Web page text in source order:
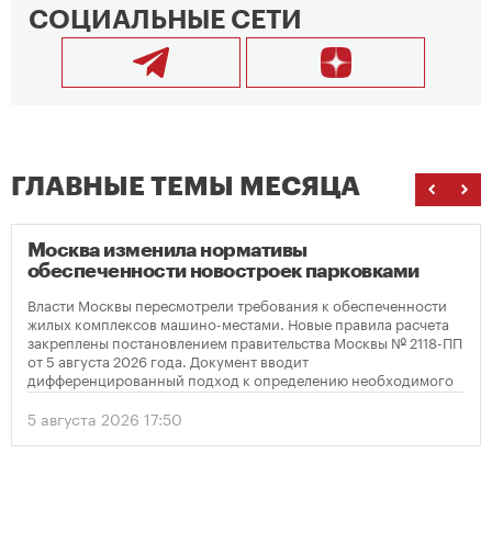
СОЦИАЛЬНЫЕ СЕТИ
ГЛАВНЫЕ ТЕМЫ МЕСЯЦА
Москва изменила нормативы
обеспеченности новостроек парковками
Власти Москвы пересмотрели требования к обеспеченности
жилых комплексов машино-местами. Новые правила расчета
закреплены постановлением правительства Москвы № 2118-ПП
от 5 августа 2026 года. Документ вводит
дифференцированный подход к определению необходимого
количества парковок в зависимости от площади квартир и
устанавливает переходный период для уже согласованных
проектов.
5 августа 2026 17:50